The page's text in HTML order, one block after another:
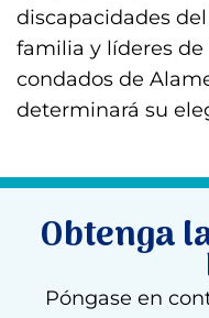
discapacidades
familia y líderes
condados de
determinará su
Obtenga
Póngase en